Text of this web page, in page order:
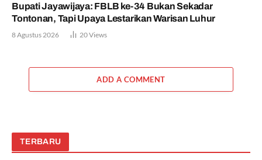
Bupati Jayawijaya: FBLB ke-34 Bukan Sekadar
Tontonan, Tapi Upaya Lestarikan Warisan Luhur
8 Agustus 2026 20Views
ADD A COMMENT
TERBARU